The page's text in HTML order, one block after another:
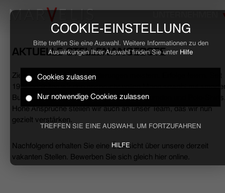
COOKIE-EINSTELLUNG
Bitte treffen Sie eine Auswahl. Weitere Informationen zu den
Auswirkungen Ihrer Auswahl finden Sie unter Hilfe
Cookies zulassen
Nur notwendige Cookies zulassen
TREFFEN SIE EINE AUSWAHL UM FORTZUFAHREN
HILFE
HOME
BUSINESS
UNTERNEHMEN
AKTUELLE STELLENANGEBOTE
Ziele erreichen, Herausforderungen meistern, Erfolge feiern. Seit
1994 begleiten wir den anspruchsvollen Mann sowohl mit
Business- als auch mit lässigen Casual-Hemden und Polo-
Hohe Ansprüche stellen wir auch an unser Team, das wir nun
gezielt verstärken.
Nachfolgend erhalten Sie eine Übersicht über unsere derzeit
vakanten Stellen. Bewerben Sie sich gleich hier online.